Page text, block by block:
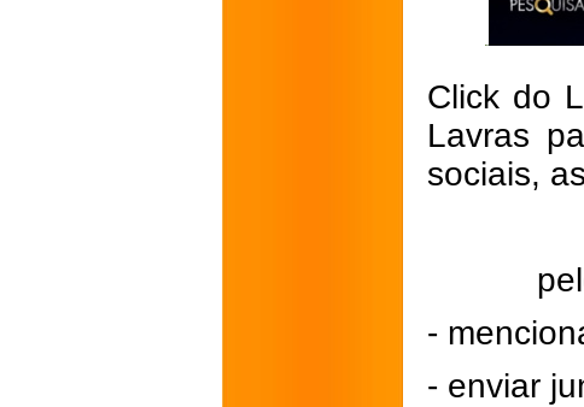
Click do
Lavras
sociais,
-
- enviar